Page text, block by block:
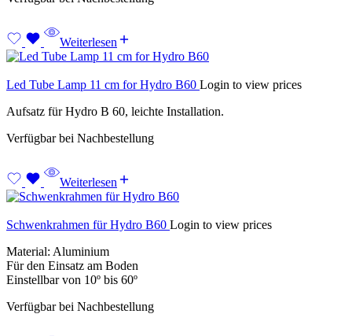
Weiterlesen
Led Tube Lamp 11 cm for Hydro B60 Login to view prices
Aufsatz für Hydro B 60, leichte Installation.
Verfügbar bei Nachbestellung
Weiterlesen
Schwenkrahmen für Hydro B60 Login to view prices
Material: Aluminium
Für den Einsatz am Boden
Einstellbar von 10º bis 60º
Verfügbar bei Nachbestellung